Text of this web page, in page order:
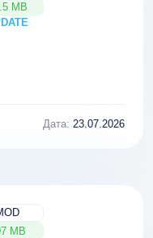
MB
Дата: 23.07.2026
MB